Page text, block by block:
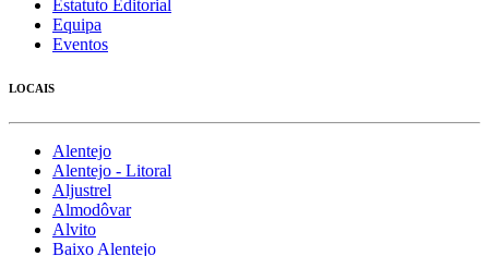
Estatuto Editorial
Equipa
Eventos
LOCAIS
Alentejo
Alentejo - Litoral
Aljustrel
Almodôvar
Alvito
Baixo Alentejo